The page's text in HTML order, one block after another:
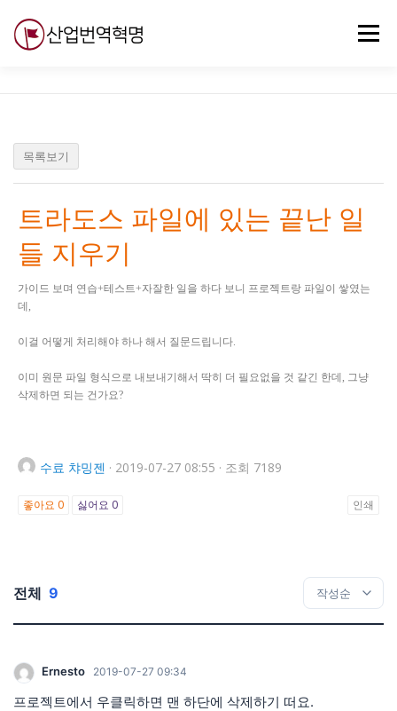
메뉴
목록보기
트라도스 파일에 있는 끝난 일
들 지우기
가이드 보며 연습+테스트+자잘한 일을 하다 보니 프로젝트랑 파일이 쌓였는
데,
이걸 어떻게 처리해야 하나 해서 질문드립니다.
이미 원문 파일 형식으로 내보내기해서 딱히 더 필요없을 것 같긴 한데, 그냥
삭제하면 되는 건가요?
수료 챠밍젠 · 2019-07-27 08:55 · 조회 7189
좋아요 0 싫어요 0 인쇄
전체 9
Ernesto 2019-07-27 09:34
프로젝트에서 우클릭하면 맨 하단에 삭제하기 떠요.